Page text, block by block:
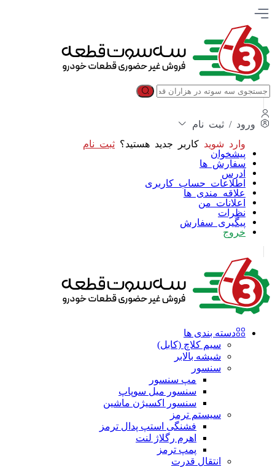
ورود / ثبت نام
وارد شوید
کاربر جدید هستید؟ ثبت نام
پیشخوان
سفارش ها
آدرس
اطلاعات حساب كاربری
علاقه مندی ها
اعلانات من
نظرات
پیگیری سفارش
خروج
دسته بندی ها
سیم کلاچ (کابل)
شیشه بالابر
سنسور
مپ سنسور
سنسور میل سوپاپ
سنسور اکسیژن ماشین
سیستم ترمز
فشنگی استپ پدال ترمز
اهرم رگلاژ لنت
پمپ ترمز
انتقال قدرت